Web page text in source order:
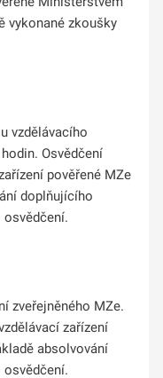
vykonané zkoušky
vzdělávacího
Osvědčení
pověřené MZe
doplňujícího
zveřejněného MZe.
zařízení
absolvování